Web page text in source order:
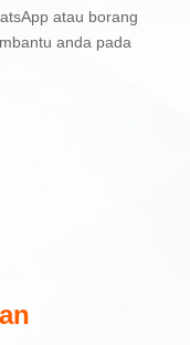
atau borang
anda pada